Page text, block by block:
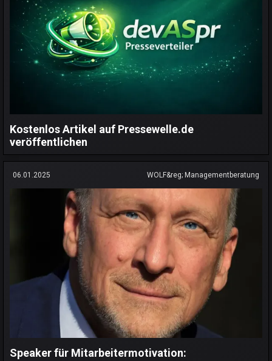
Kostenlos Artikel auf Pressewelle.de
veröffentlichen
06.01.2025 WOLF&reg; Managementberatung
Speaker für Mitarbeitermotivation: